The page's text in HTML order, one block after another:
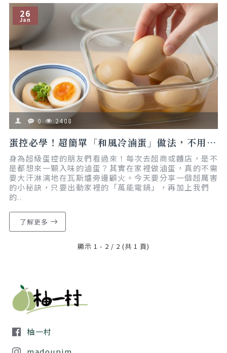
26
Jan
0 2408
蛋控必學！超簡單「和風冷滷蛋」做法，不用開火、電鍋就能搞定｜懶人食譜｜減脂友善
身為超級蛋控的朋友們看過來！每次去超商或麵店，是不
是都想來一顆入味的滷蛋？其實在家裡做滷蛋，真的不需
要大汗淋漓地在瓦斯爐旁邊顧火。今天要分享一個超厲害
的小秘訣，只要出動家裡的「萬能電鍋」，再加上我們
的..
了解更多
顯示 1 - 2 / 2 (共 1 頁)
柚一村